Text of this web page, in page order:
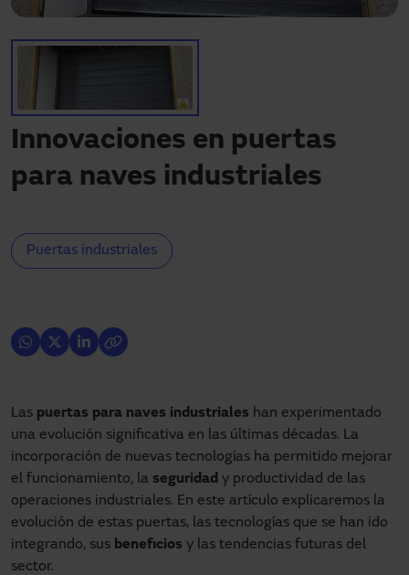
¿Necesitas asistencia?
Descargas
Innovaciones en puertas
para naves industriales
Puertas industriales
Las puertas para naves industriales han experimentado
una evolución significativa en las últimas décadas. La
incorporación de nuevas tecnologías ha permitido mejorar
el funcionamiento, la seguridad y productividad de las
operaciones industriales. En este artículo explicaremos la
evolución de estas puertas, las tecnologías que se han ido
integrando, sus beneficios y las tendencias futuras del
sector.